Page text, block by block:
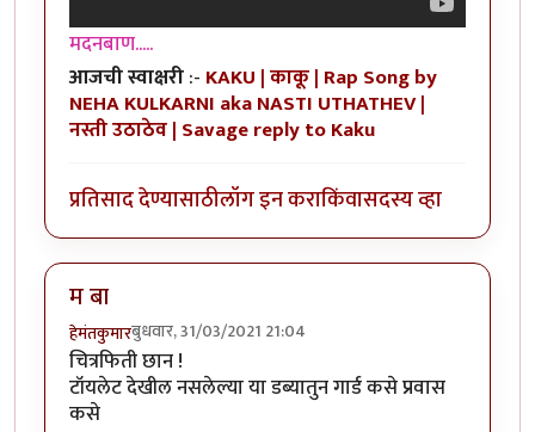
मदनबाण.....
आजची स्वाक्षरी:- KAKU | काकू | Rap Song by
NEHA KULKARNI aka NASTI UTHATHEV |
नस्ती उठाठेव | Savage reply to Kaku
प्रतिसाद देण्यासाठीलॉग इन कराकिंवासदस्य व्हा
म बा
हेमंतकुमारबुधवार, 31/03/2021 21:04
चित्रफिती छान !
टॉयलेट देखील नसलेल्या या डब्यातुन गार्ड कसे प्रवास
कसे